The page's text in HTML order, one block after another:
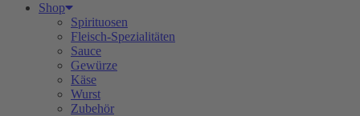
Shop
Spirituosen
Fleisch-Spezialitäten
Sauce
Gewürze
Käse
Wurst
Zubehör